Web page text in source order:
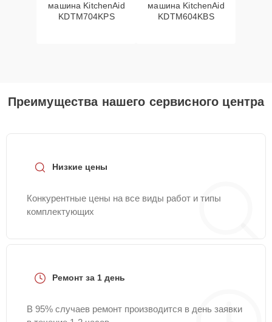
машина KitchenAid
KDTM704KPS
машина KitchenAid
KDTM604KBS
Преимущества нашего сервисного центра
Низкие цены
Конкурентные цены на все виды работ и типы
комплектующих
Ремонт за 1 день
В 95% случаев ремонт производится в день заявки